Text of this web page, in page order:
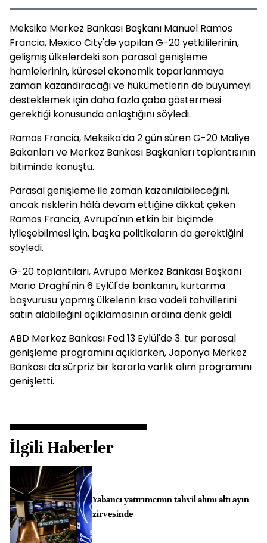
Meksika Merkez Bankası Başkanı Manuel Ramos
Francia, Mexico City'de yapılan G-20 yetkililerinin,
gelişmiş ülkelerdeki son parasal genişleme
hamlelerinin, küresel ekonomik toparlanmaya
zaman kazandıracağı ve hükümetlerin de büyümeyi
desteklemek için daha fazla çaba göstermesi
gerektiği konusunda anlaştığını söyledi.
Ramos Francia, Meksika'da 2 gün süren G-20 Maliye
Bakanları ve Merkez Bankası Başkanları toplantısının
bitiminde konuştu.
Parasal genişleme ile zaman kazanılabileceğini,
ancak risklerin hâlâ devam ettiğine dikkat çeken
Ramos Francia, Avrupa'nın etkin bir biçimde
iyileşebilmesi için, başka politikaların da gerektiğini
söyledi.
G-20 toplantıları, Avrupa Merkez Bankası Başkanı
Mario Draghi'nin 6 Eylül'de bankanın, kurtarma
başvurusu yapmış ülkelerin kısa vadeli tahvillerini
satın alabileğini açıklamasının ardına denk geldi.
ABD Merkez Bankası Fed 13 Eylül'de 3. tur parasal
genişleme programını açıklarken, Japonya Merkez
Bankası da sürpriz bir kararla varlık alım programını
genişletti.
İlgili Haberler
Yabancı yatırımcının tahvil alımı altı ayın
zirvesinde